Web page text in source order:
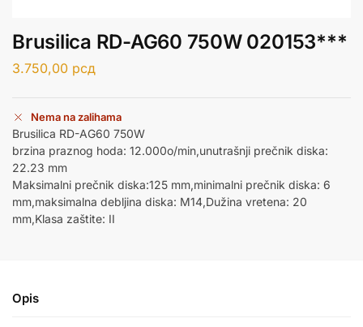
Brusilica RD-AG60 750W 020153***
3.750,00 рсд
Nema na zalihama
Brusilica RD-AG60 750W
brzina praznog hoda: 12.000o/min,unutrašnji prečnik diska:
22.23 mm
Maksimalni prečnik diska:125 mm,minimalni prečnik diska: 6
mm,maksimalna debljina diska: M14,Dužina vretena: 20
mm,Klasa zaštite: II
Opis